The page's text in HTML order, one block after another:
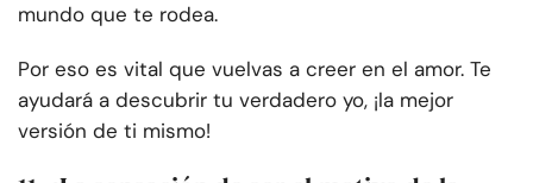
mundo que te rodea.
Por eso es vital que vuelvas a creer en el amor. Te
ayudará a descubrir tu verdadero yo, ¡la mejor
versión de ti mismo!